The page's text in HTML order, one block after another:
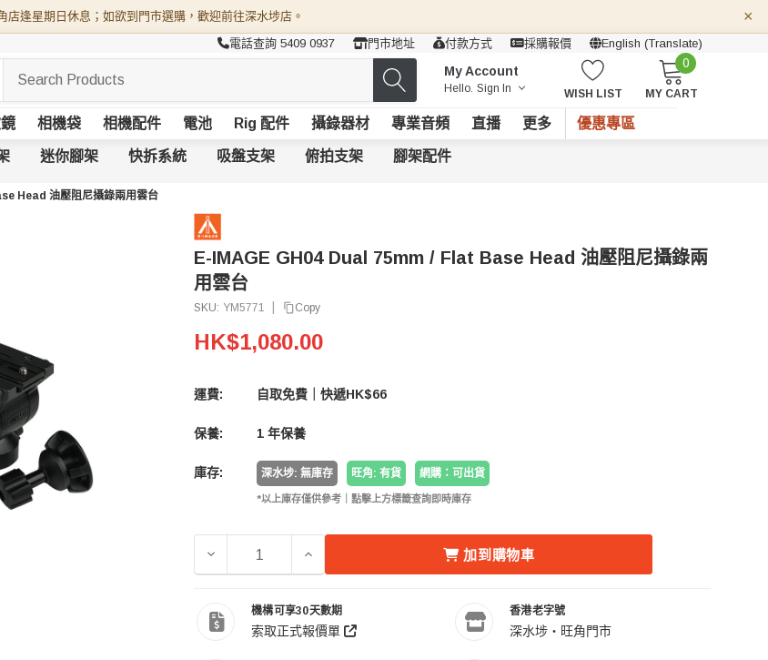
店逢星期日休息；如欲到門市選購，歡迎前往深水埗店。 ×
電話查詢 5409 0937 門市地址 付款方式 採購報價 English (Translate)
My Account
Hello. Sign In WISH LIST
0
MY CART
相機袋 相機配件 電池 Rig 配件 攝錄器材 專業音頻 直播 更多 優惠專區
迷你腳架 快拆系統 吸盤支架 俯拍支架 腳架配件
Head 油壓阻尼攝錄兩用雲台
E-IMAGE GH04 Dual 75mm / Flat Base Head 油壓阻尼攝錄兩
用雲台
SKU: YM5771 Copy
HK$1,080.00
運費: 自取免費｜快遞HK$66
保養: 1 年保養
庫存: 深水埗: 無庫存 旺角: 有貨 網購：可出貨
*以上庫存僅供參考｜點擊上方標籤查詢即時庫存
減少 E-IMAGE GH04 DUAL 75MM / FLAT BASE HEAD 油壓阻尼攝錄兩用雲台 的數
增加 E-IMAGE GH04 DUAL 75MM / FLAT BASE HEAD 油壓阻尼攝錄
加到購物車
機構可享30天數期
索取正式報價單
香港老字號
深水埗・旺角門市